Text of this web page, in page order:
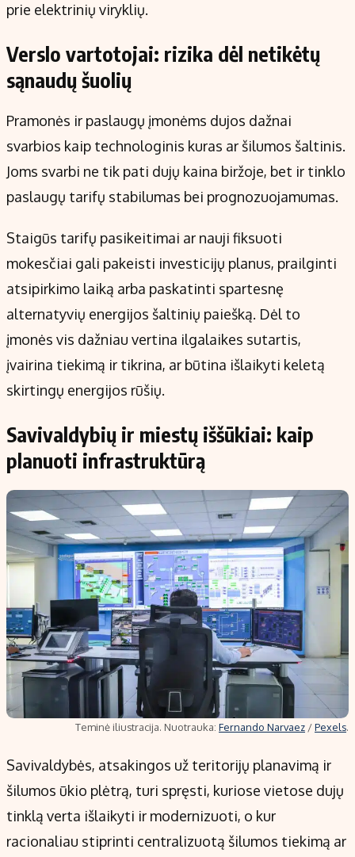
prie elektrinių viryklių.
Verslo vartotojai: rizika dėl netikėtų
sąnaudų šuolių
Pramonės ir paslaugų įmonėms dujos dažnai
svarbios kaip technologinis kuras ar šilumos šaltinis.
Joms svarbi ne tik pati dujų kaina biržoje, bet ir tinklo
paslaugų tarifų stabilumas bei prognozuojamumas.
Staigūs tarifų pasikeitimai ar nauji fiksuoti
mokesčiai gali pakeisti investicijų planus, prailginti
atsipirkimo laiką arba paskatinti spartesnę
alternatyvių energijos šaltinių paiešką. Dėl to
įmonės vis dažniau vertina ilgalaikes sutartis,
įvairina tiekimą ir tikrina, ar būtina išlaikyti keletą
skirtingų energijos rūšių.
Savivaldybių ir miestų iššūkiai: kaip
planuoti infrastruktūrą
Teminė iliustracija. Nuotrauka: Fernando Narvaez /Pexels.
Savivaldybės, atsakingos už teritorijų planavimą ir
šilumos ūkio plėtrą, turi spręsti, kuriose vietose dujų
tinklą verta išlaikyti ir modernizuoti, o kur
racionaliau stiprinti centralizuotą šilumos tiekimą ar